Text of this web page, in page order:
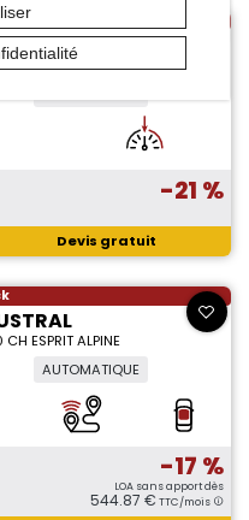
E-TECH 200 CH
-21 %
Devis gratuit
ESPRIT ALPINE
AUTOMATIQUE
-17 %
LOA sans apport dès
544.87 € TTC/mois